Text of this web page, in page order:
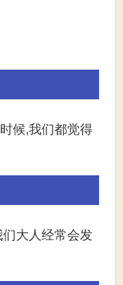
候,我们都觉得
大人经常会发